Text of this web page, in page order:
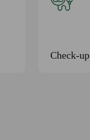
Check-up